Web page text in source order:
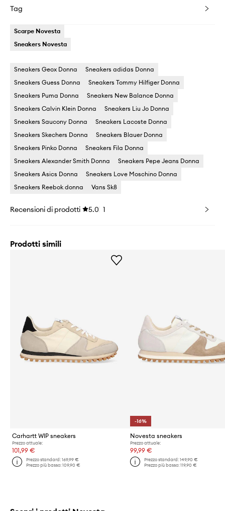
Tag
Scarpe Novesta
Sneakers Novesta
Sneakers Geox Donna
Sneakers adidas Donna
Sneakers Guess Donna
Sneakers Tommy Hilfiger Donna
Sneakers Puma Donna
Sneakers New Balance Donna
Sneakers Calvin Klein Donna
Sneakers Liu Jo Donna
Sneakers Saucony Donna
Sneakers Lacoste Donna
Sneakers Skechers Donna
Sneakers Blauer Donna
Sneakers Pinko Donna
Sneakers Fila Donna
Sneakers Alexander Smith Donna
Sneakers Pepe Jeans Donna
Sneakers Asics Donna
Sneakers Love Moschino Donna
Sneakers Reebok donna
Vans Sk8
Recensioni di prodotti 5.0 1
Prodotti simili
Carhartt WIP sneakers
Prezzo attuale:
101,99 €
Prezzo standard:169,99 €
Prezzo più basso:109,90 €
-16%
Novesta sneakers
Prezzo attuale:
99,99 €
Prezzo standard: 149,90 €
Prezzo più basso: 119,90 €